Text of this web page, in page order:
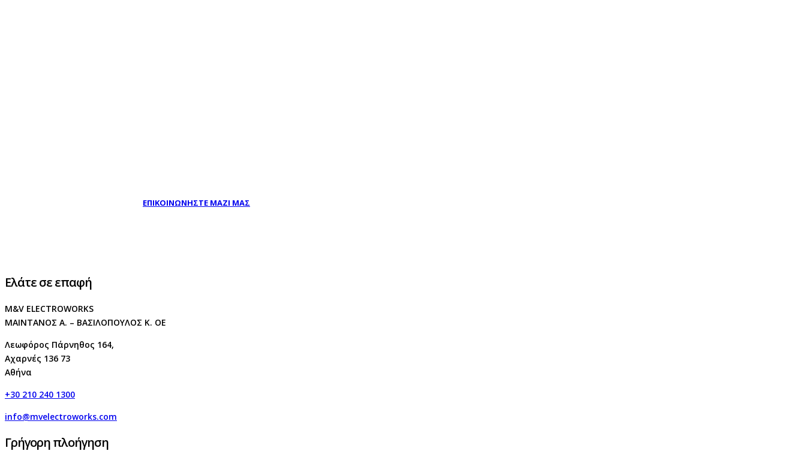
ΕΠΙΚΟΙΝΩΝΗΣΤΕ ΜΑΖΙ ΜΑΣ
Ελάτε σε επαφή
M&V ELECTROWORKS
ΜΑΙΝΤΑΝΟΣ Α. – ΒΑΣΙΛΟΠΟΥΛΟΣ Κ. ΟΕ
Λεωφόρος Πάρνηθος 164,
Αχαρνές 136 73
Αθήνα
+30 210 240 1300
info@mvelectroworks.com
Γρήγορη πλοήγηση